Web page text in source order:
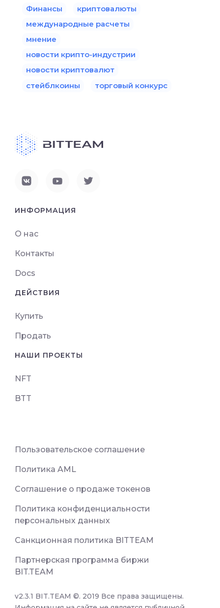
Финансы
криптовалюты
международные расчеты
мнение
новости крипто-индустрии
новости криптовалют
стейблкоины
торговый конкурс
ИНФОРМАЦИЯ
О нас
Контакты
Docs
ДЕЙСТВИЯ
Купить
Продать
НАШИ ПРОЕКТЫ
NFT
BTT
Пользовательское соглашение
Политика AML
Соглашение о продаже токенов
Политика конфиденциальности
персональных данных
Санкционная политика BITTEAM
Партнерская программа биржи
BIT.TEAM
v2.3.1 BIT.TEAM ©. 2019 Все права защищены.